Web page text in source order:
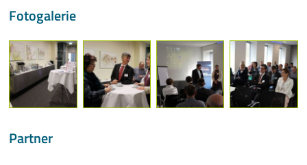
Fotogalerie
Partner